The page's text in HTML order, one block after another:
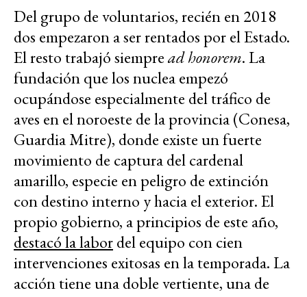
Del grupo de voluntarios, recién en 2018
dos empezaron a ser rentados por el Estado.
El resto trabajó siempread honorem. La
fundación que los nuclea empezó
ocupándose especialmente del tráfico de
aves en el noroeste de la provincia (Conesa,
Guardia Mitre), donde existe un fuerte
movimiento de captura del cardenal
amarillo, especie en peligro de extinción
con destino interno y hacia el exterior. El
propio gobierno, a principios de este año,
destacó la labordel equipo con cien
intervenciones exitosas en la temporada. La
acción tiene una doble vertiente, una de